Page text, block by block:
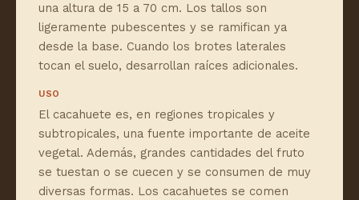
una altura de 15 a 70 cm. Los tallos son
ligeramente pubescentes y se ramifican ya
desde la base. Cuando los brotes laterales
tocan el suelo, desarrollan raíces adicionales.
USO
El cacahuete es, en regiones tropicales y
subtropicales, una fuente importante de aceite
vegetal. Además, grandes cantidades del fruto
se tuestan o se cuecen y se consumen de muy
diversas formas. Los cacahuetes se comen